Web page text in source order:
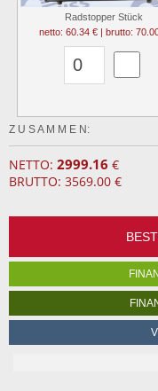
Radstopper Stück
netto: 60.34 € | brutto:
Z U S A M M E N:
NETTO: 2999.16 €
BRUTTO: 3569.00 €